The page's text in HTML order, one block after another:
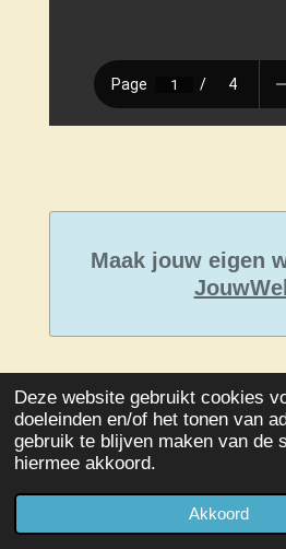
Deze website gebruikt cookies
doeleinden en/of het tonen van
gebruik te blijven maken van de
hiermee akkoord.
Akkoord
Maak jouw eigen
Powered byJouwWeb